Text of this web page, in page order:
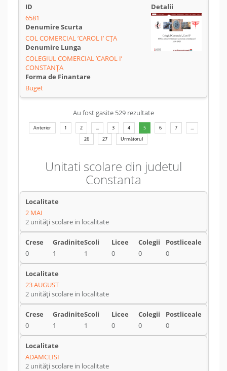
6581
COL COMERCIAL ’CAROL I’ CȚA
COLEGIUL COMERCIAL ’CAROL I’
CONSTANŢA
Buget
Au fost gasite 529 rezultate
Anterior 1 2 ... 3 4 5 6 7
...
26
27 Următorul
Unitati scolare din judetul
Constanta
2 MAI
2 unități scolare in localitate
0 1 1 0 0 0
23 AUGUST
2 unități scolare in localitate
0 1 1 0 0 0
ADAMCLISI
2 unități scolare in localitate